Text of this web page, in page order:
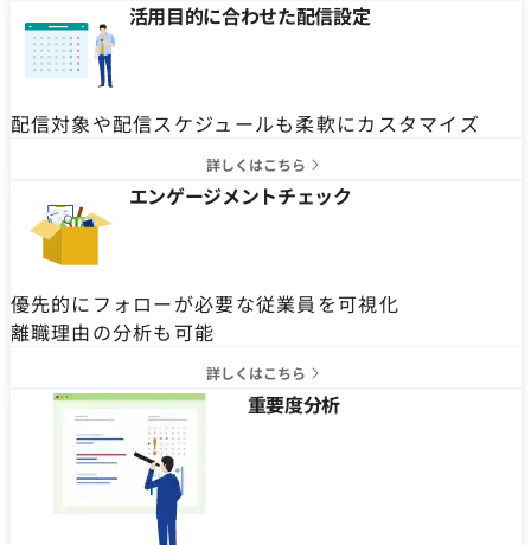
活用目的に合わせた配信設定
配信対象や配信スケジュールも柔軟にカスタマイズ
詳しくはこちら
エンゲージメントチェック
優先的にフォローが必要な従業員を可視化
離職理由の分析も可能
詳しくはこちら
重要度分析